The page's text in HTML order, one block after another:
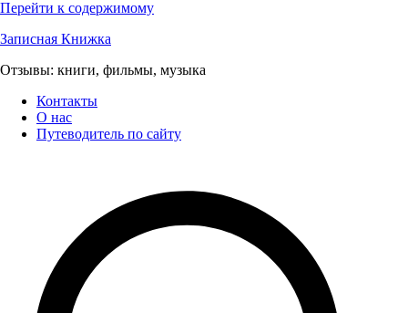
Перейти к содержимому
Записная Книжка
Отзывы: книги, фильмы, музыка
Контакты
О нас
Путеводитель по сайту